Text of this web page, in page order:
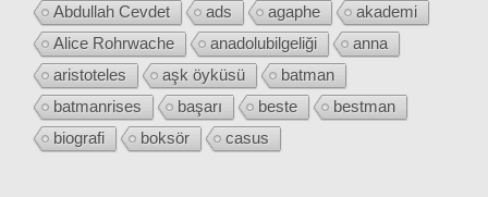
Abdullah Cevdet
ads agaphe
akademi
Alice Rohrwache
anadolubilgeliği
anna
aristoteles
aşk öyküsü
batman
batmanrises
başarı beste
bestman
biografi
boksör casus